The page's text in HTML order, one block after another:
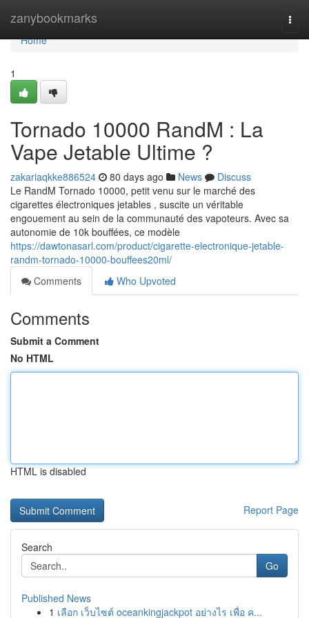
zanybookmarks
Home
Home
1
Tornado 10000 RandM : La
Vape Jetable Ultime ?
zakariaqkke886524 80 days ago News
Discuss
Le RandM Tornado 10000, petit venu sur le marché des
cigarettes électroniques jetables , suscite un véritable
engouement au sein de la communauté des vapoteurs. Avec sa
autonomie de 10k bouffées, ce modèle
https://dawtonasarl.com/product/cigarette-electronique-jetable-
randm-tornado-10000-bouffees20ml/
Comments
Who Upvoted
Comments
Submit a Comment
No HTML
HTML is disabled
Report Page
Search
Go
Published News
1 เลือก เว็บไซต์ oceankingjackpot อย่างไร เพื่อ ค...